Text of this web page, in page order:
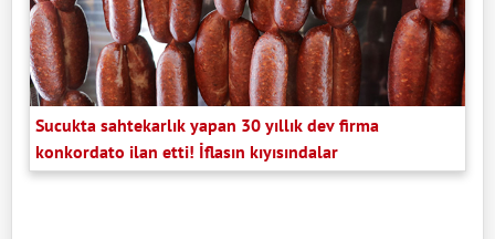
Sucukta sahtekarlık yapan 30 yıllık dev firma
konkordato ilan etti! İflasın kıyısındalar